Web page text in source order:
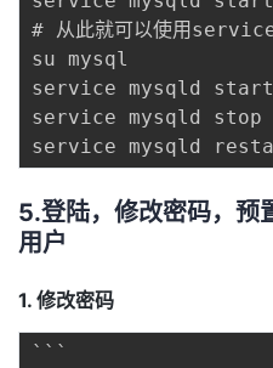
# 从此就可以使用
su mysql
service mysqld
service mysqld stop
5.登陆，修改密码，
用户
1. 修改密码
```